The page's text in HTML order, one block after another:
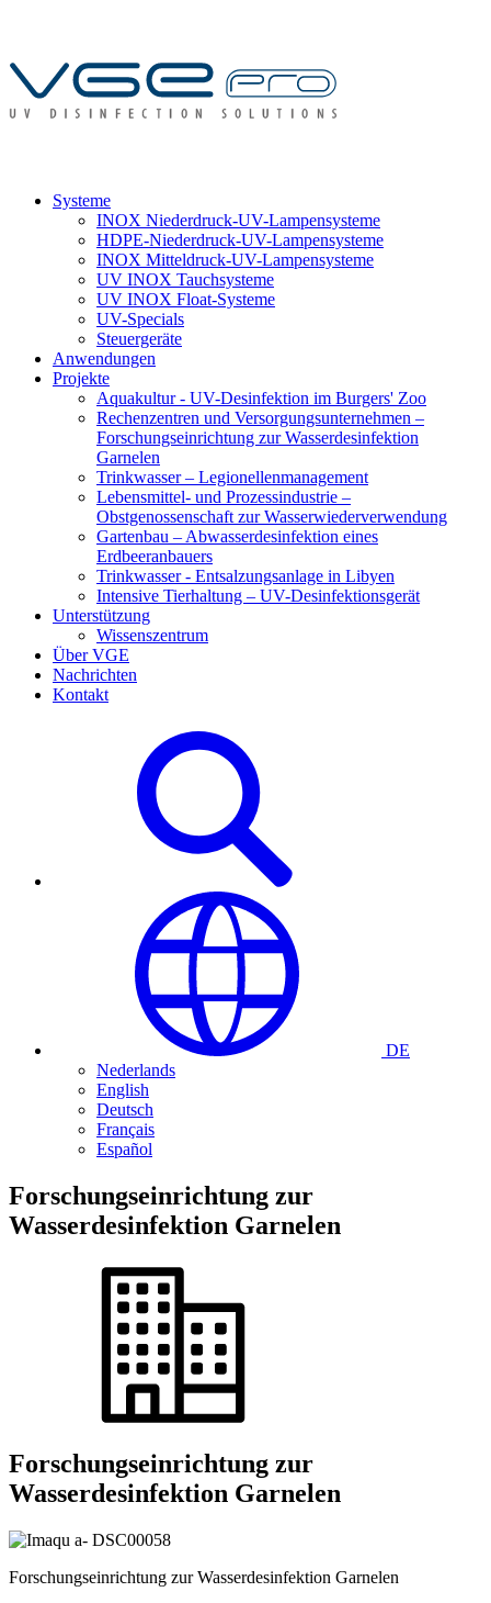
Systeme
INOX Niederdruck-UV-Lampensysteme
HDPE-Niederdruck-UV-Lampensysteme
INOX Mitteldruck-UV-Lampensysteme
UV INOX Tauchsysteme
UV INOX Float-Systeme
UV-Specials
Steuergeräte
Anwendungen
Projekte
Aquakultur - UV-Desinfektion im Burgers' Zoo
Rechenzentren und Versorgungsunternehmen –
Forschungseinrichtung zur Wasserdesinfektion
Garnelen
Trinkwasser – Legionellenmanagement
Lebensmittel- und Prozessindustrie –
Obstgenossenschaft zur Wasserwiederverwendung
Gartenbau – Abwasserdesinfektion eines
Erdbeeranbauers
Trinkwasser - Entsalzungsanlage in Libyen
Intensive Tierhaltung – UV-Desinfektionsgerät
Unterstützung
Wissenszentrum
Über VGE
Nachrichten
Kontakt
DE
Nederlands
English
Deutsch
Français
Español
Forschungseinrichtung zur
Wasserdesinfektion Garnelen
Forschungseinrichtung zur
Wasserdesinfektion Garnelen
Forschungseinrichtung zur Wasserdesinfektion Garnelen